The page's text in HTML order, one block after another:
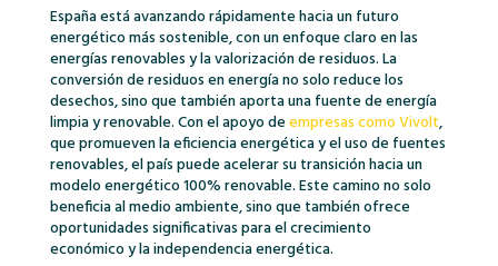
España está avanzando rápidamente hacia un futuro
energético más sostenible, con un enfoque claro en las
energías renovables y la valorización de residuos. La
conversión de residuos en energía no solo reduce los
desechos, sino que también aporta una fuente de energía
limpia y renovable. Con el apoyo deempresas como Vivolt,
que promueven la eficiencia energética y el uso de fuentes
renovables, el país puede acelerar su transición hacia un
modelo energético 100% renovable. Este camino no solo
beneficia al medio ambiente, sino que también ofrece
oportunidades significativas para el crecimiento
económico y la independencia energética.